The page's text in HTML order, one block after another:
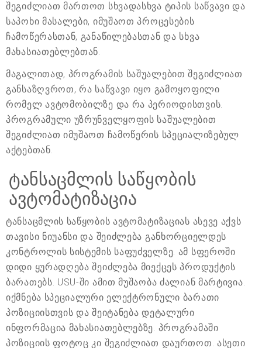
შეგიძლიათ მართოთ სხვადასხვა ტიპის საწვავი და
საპოხი მასალები, იმუშაოთ პროცესების
ჩამოწერასთან, განაწილებასთან და სხვა
მახასიათებლებთან.
მაგალითად, პროგრამის საშუალებით შეგიძლიათ
განსაზღვროთ, რა საწვავი იყო გამოყოფილი
რომელ ავტომობილზე და რა პერიოდისთვის.
პროგრამული უზრუნველყოფის საშუალებით
შეგიძლიათ იმუშაოთ ჩამოწერის სპეციალიზებულ
აქტებთან.
ტანსაცმლის საწყობის
ავტომატიზაცია
ტანსაცმლის საწყობის ავტომატიზაციას ასევე აქვს
თავისი ნიუანსი და შეიძლება განხორციელდეს
კონტროლის სისტემის საფუძველზე. ამ სფეროში
დიდი ყურადღება შეიძლება მიექცეს პროდუქტის
ბარათებს. USU-ში ამით მუშაობა ძალიან მარტივია.
იქმნება სპეციალური ელექტრონული ბარათი
პოზიციისთვის და შეიტანება დეტალური
ინფორმაცია მახასიათებლებზე. პროგრამაში
პოზიციის ფოტოც კი შეგიძლიათ დაურთოთ. ასეთი